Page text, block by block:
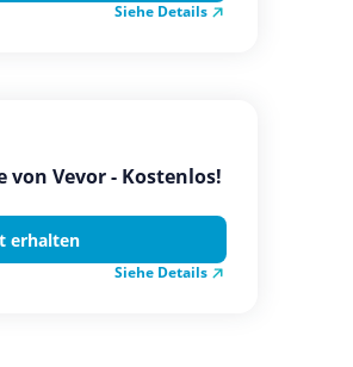
Siehe Details
von Vevor - Kostenlos!
erhalten
Siehe Details